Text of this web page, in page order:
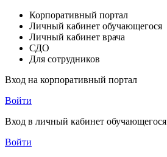
Корпоративный портал
Личный кабинет обучающегося
Личный кабинет врача
СДО
Для сотрудников
Вход на корпоративный портал
Войти
Вход в личный кабинет обучающегося
Войти